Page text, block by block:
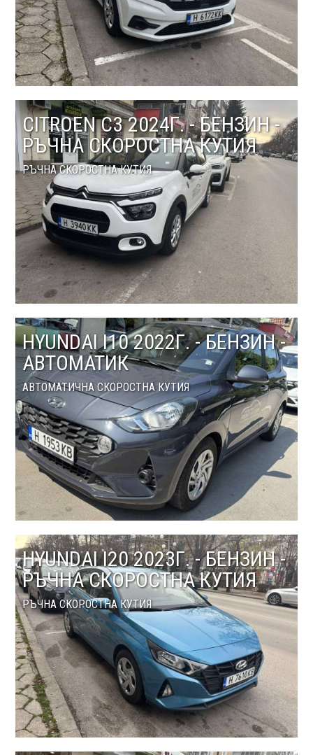
CITROEN С3 2024Г. - БЕНЗИН -
РЪЧНА СКОРОСТНА КУТИЯ
РЪЧНА СКОРОСТНА КУТИЯ
HYUNDAI I10 2022Г. - БЕНЗИН -
АВТОМАТИК
АВТОМАТИЧНА СКОРОСТНА КУТИЯ
HYUNDAI I20 2023Г. - БЕНЗИН -
РЪЧНА СКОРОСТНА КУТИЯ
РЪЧНА СКОРОСТНА КУТИЯ